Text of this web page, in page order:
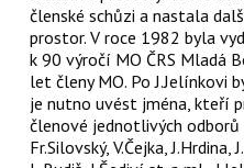
členské schůzi a nastala
prostor. V roce 1982 byla
k 90 výročí MO ČRS Mladá
let členy MO. Po J.Jelínkovi
je nutno uvést jména, kteří
členové jednotlivých odborů
Fr.Silovský, V.Čejka, J.Hrdina,